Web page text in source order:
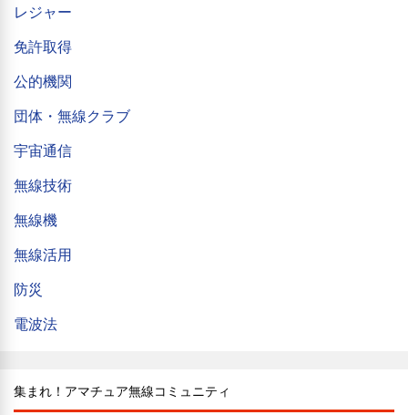
レジャー
免許取得
公的機関
団体・無線クラブ
宇宙通信
無線技術
無線機
無線活用
防災
電波法
集まれ！アマチュア無線コミュニティ